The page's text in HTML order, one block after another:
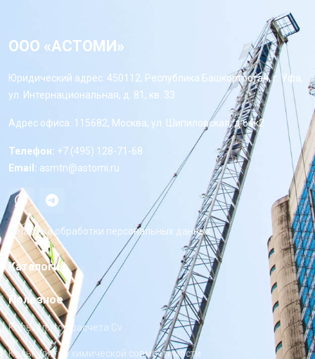
ООО «АСТОМИ»
Юридический адрес: 450112, Республика Башкортостан, г. Уфа,
ул. Интернациональная, д. 81, кв. 33
Адрес офиса: 115682, Москва, ул. Шипиловская, д 64к2
Телефон: +7 (495) 128-71-68
Email: asmtn@astomi.ru
Политика обработки персональных данных
Каталоги
Полезное
Калькулятор расчета Cv
Калькулятор химической совместимости